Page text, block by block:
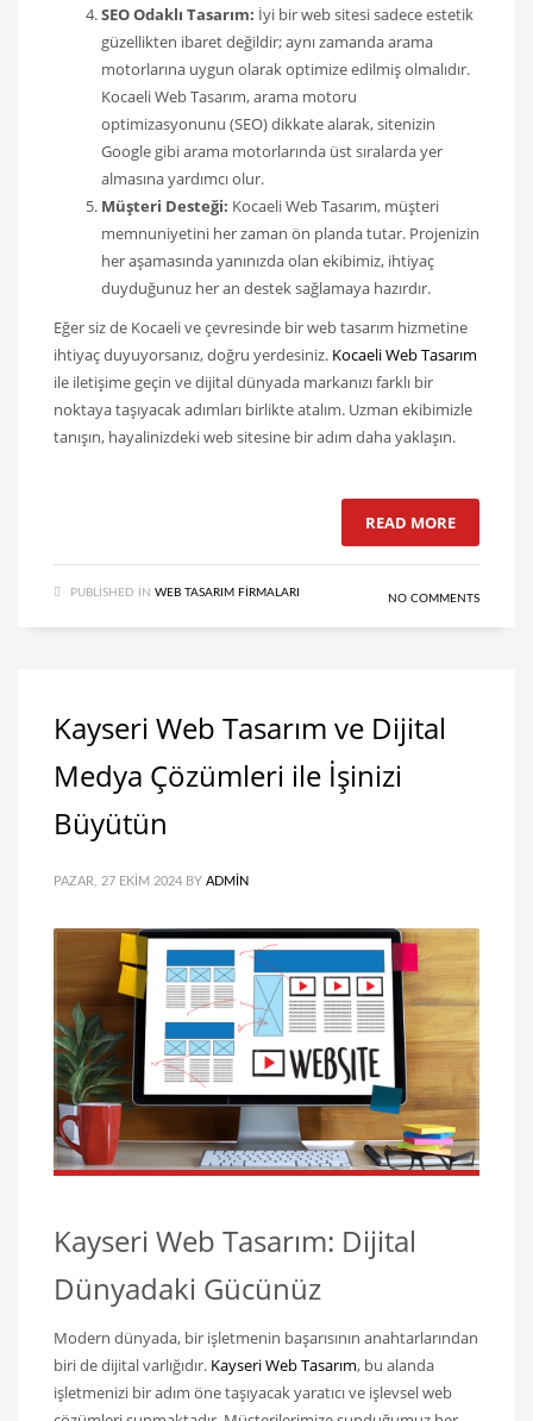
SEO Odaklı Tasarım: İyi bir web sitesi sadece estetik
güzellikten ibaret değildir; aynı zamanda arama
motorlarına uygun olarak optimize edilmiş olmalıdır.
Kocaeli Web Tasarım, arama motoru
optimizasyonunu (SEO) dikkate alarak, sitenizin
Google gibi arama motorlarında üst sıralarda yer
almasına yardımcı olur.
Müşteri Desteği: Kocaeli Web Tasarım, müşteri
memnuniyetini her zaman ön planda tutar. Projenizin
her aşamasında yanınızda olan ekibimiz, ihtiyaç
duyduğunuz her an destek sağlamaya hazırdır.
Eğer siz de Kocaeli ve çevresinde bir web tasarım hizmetine
ihtiyaç duyuyorsanız, doğru yerdesiniz. Kocaeli Web Tasarım
ile iletişime geçin ve dijital dünyada markanızı farklı bir
noktaya taşıyacak adımları birlikte atalım. Uzman ekibimizle
tanışın, hayalinizdeki web sitesine bir adım daha yaklaşın.
READ MORE
PUBLISHED IN WEB TASARIM FIRMALARI NO COMMENTS
Kayseri Web Tasarım ve Dijital
Medya Çözümleri ile İşinizi
Büyütün
PAZAR, 27 EKIM 2024 BY ADMIN
Kayseri Web Tasarım: Dijital
Dünyadaki Gücünüz
Modern dünyada, bir işletmenin başarısının anahtarlarından
biri de dijital varlığıdır. Kayseri Web Tasarım, bu alanda
işletmenizi bir adım öne taşıyacak yaratıcı ve işlevsel web